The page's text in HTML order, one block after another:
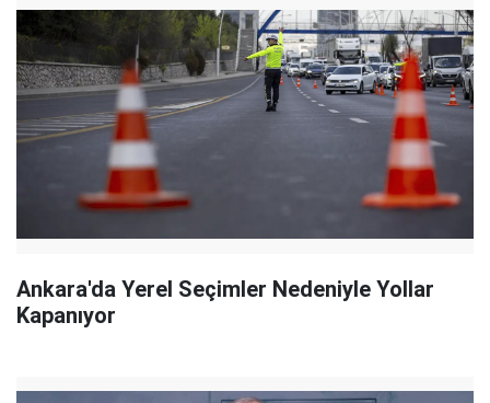
Ankara'da Yerel Seçimler Nedeniyle Yollar
Kapanıyor